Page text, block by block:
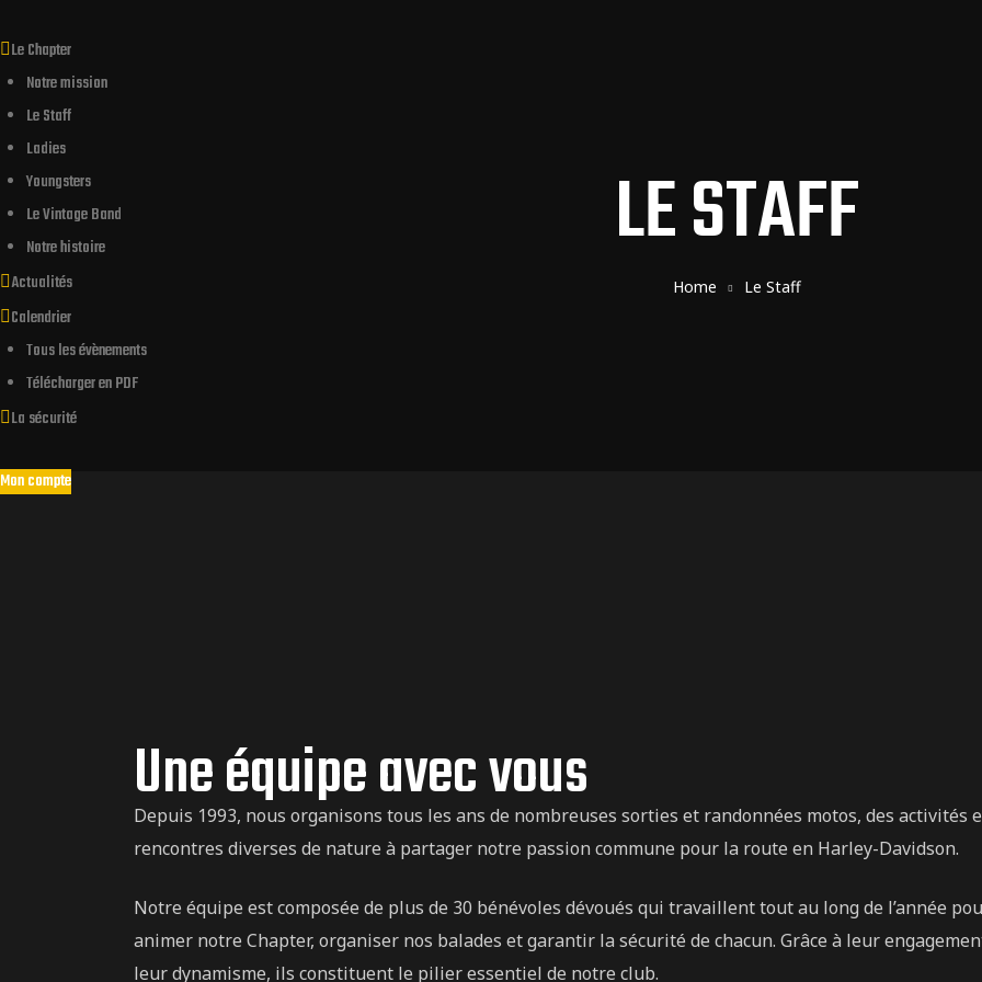
Le Chapter
Notre mission
Le Staff
Ladies
Youngsters
Le Vintage Band
Notre histoire
Actualités
Calendrier
Tous les évènements
Télécharger en PDF
La sécurité
Mon compte
LE STAFF
Home Le Staff
Une équipe avec vous
Depuis 1993, nous organisons tous les ans de nombreuses sorties et randonnées motos, des activités
rencontres diverses de nature à partager notre passion commune pour la route en Harley-Davidson.
Notre équipe est composée de plus de 30 bénévoles dévoués qui travaillent tout au long de l’année
animer notre Chapter, organiser nos balades et garantir la sécurité de chacun. Grâce à leur
leur dynamisme, ils constituent le pilier essentiel de notre club.
d’une